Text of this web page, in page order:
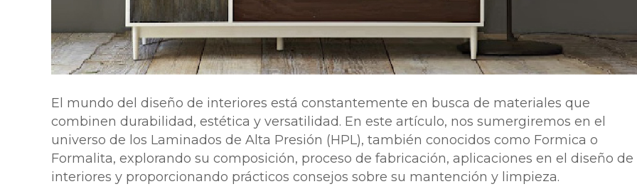
El mundo del diseño de interiores está constantemente en busca de materiales que
combinen durabilidad, estética y versatilidad. En este artículo, nos sumergiremos en el
universo de los Laminados de Alta Presión (HPL), también conocidos como Formica o
Formalita, explorando su composición, proceso de fabricación, aplicaciones en el diseño de
interiores y proporcionando prácticos consejos sobre su mantención y limpieza.